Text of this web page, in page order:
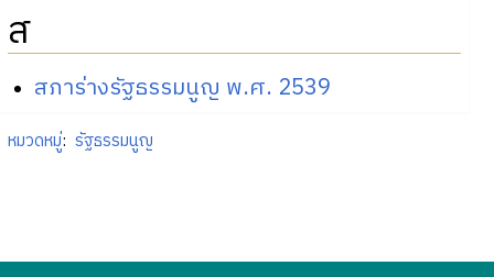
ส
สภาร่างรัฐธรรมนูญ พ.ศ. 2539
หมวดหมู่: รัฐธรรมนูญ